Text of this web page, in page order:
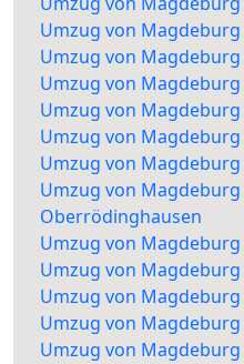
Umzug von
Umzug von
Umzug von
Umzug von
Umzug von
Umzug von
Umzug von Magdeburg
Oberrödinghausen
Umzug von
Umzug von
Umzug von
Umzug von
Umzug von